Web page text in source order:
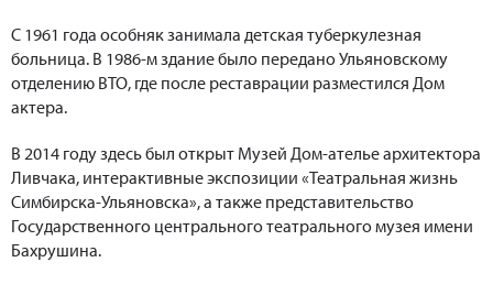
С 1961 года особняк занимала детская туберкулезная
больница. В 1986-м здание было передано Ульяновскому
отделению ВТО, где после реставрации разместился Дом
актера.
В 2014 году здесь был открыт Музей Дом-ателье архитектора
Ливчака, интерактивные экспозиции «Театральная жизнь
Симбирска-Ульяновска», а также представительство
Государственного центрального театрального музея имени
Бахрушина.